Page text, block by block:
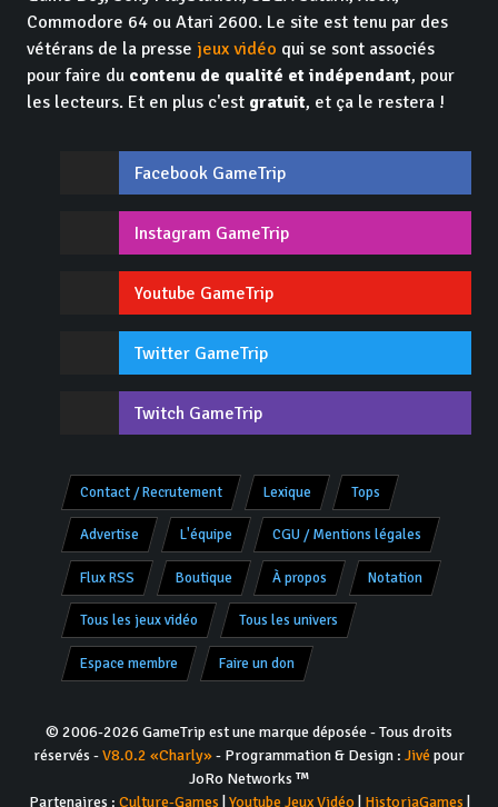
Commodore 64 ou Atari 2600. Le site est tenu par des
vétérans de la presse jeux vidéo qui se sont associés
pour faire du contenu de qualité et indépendant, pour
les lecteurs. Et en plus c'est gratuit, et ça le restera !
Facebook GameTrip
Instagram GameTrip
Youtube GameTrip
Twitter GameTrip
Twitch GameTrip
Contact / Recrutement Lexique Tops
Advertise L'équipe CGU / Mentions légales
Flux RSS Boutique À propos Notation
Tous les jeux vidéo Tous les univers
Espace membre Faire un don
© 2006-2026 GameTrip est une marque déposée - Tous droits
réservés -V8.0.2 «Charly»- Programmation & Design : Jivépour
JoRo Networks ™
Partenaires : Culture-Games Youtube Jeux Vidéo| HistoriaGames